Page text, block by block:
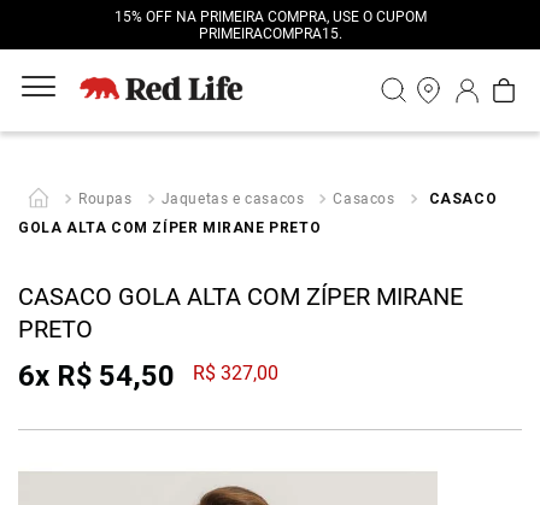
15% OFF NA PRIMEIRA COMPRA, USE O CUPOM
PRIMEIRACOMPRA15.
Roupas Jaquetas e casacos Casacos
CASACO
GOLA ALTA COM ZÍPER MIRANE PRETO
CASACO GOLA ALTA COM ZÍPER MIRANE
PRETO
6x R$ 54,50 R$ 327,00